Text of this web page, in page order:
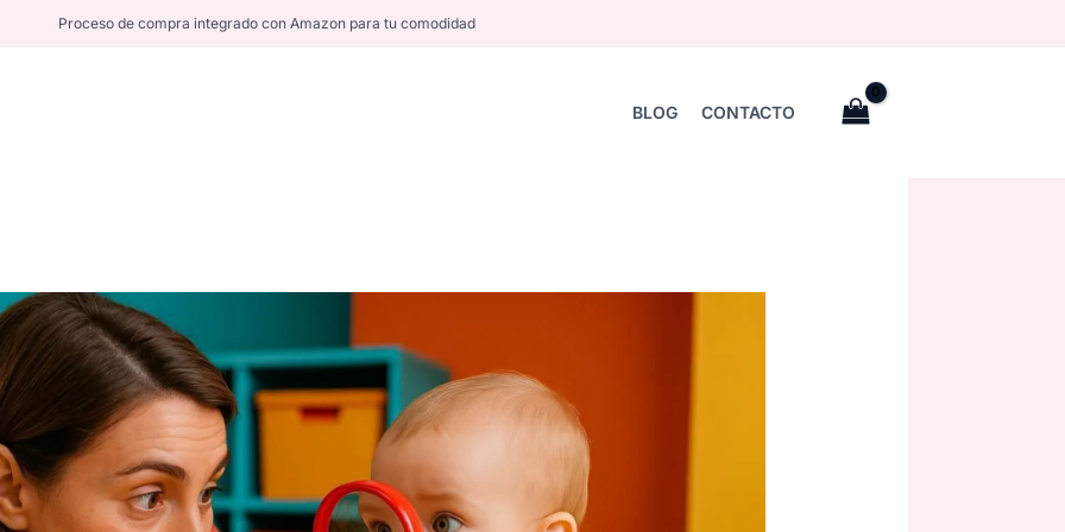
Proceso de compra integrado con Amazon para tu comodidad
BLOG CONTACTO